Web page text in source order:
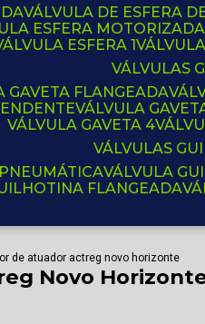
VÁLVULA DE ESFERA
ESFERA MOTORIZADA
VÁLVULA ESFERA 1
VÁLVULAS
GAVETA FLANGEADA
VÁLVULA
VÁLVULA GAVETA 4
VÁLVULAS
VÁLVULA
FLANGEADA
de atuador actreg novo horizonte
Novo